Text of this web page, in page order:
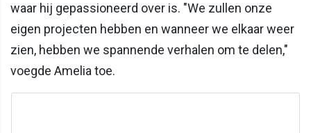
waar hij gepassioneerd over is. "We zullen onze
eigen projecten hebben en wanneer we elkaar weer
zien, hebben we spannende verhalen om te delen,"
voegde Amelia toe.